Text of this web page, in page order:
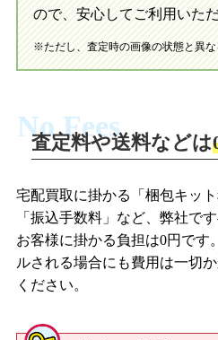
ので、安心してご利用いただ
※ただし、査定時の画像の状態と異な
No Fees
査定料や送料などは
宅配買取に掛かる「梱包キッ
「振込手数料」など、弊社で
お客様に掛かる負担は0円です
ルされる場合にも費用は一切
ください。